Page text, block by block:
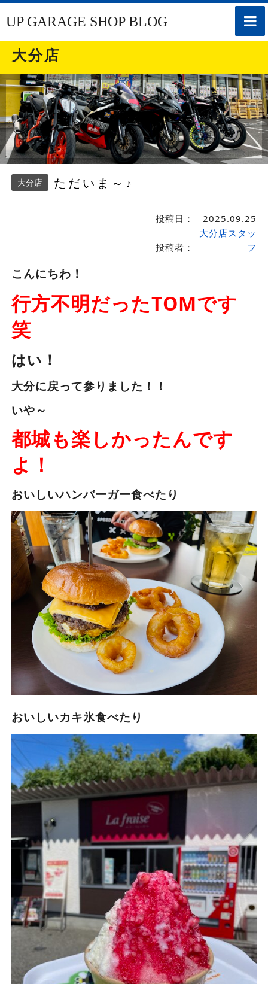
toggle
UP GARAGE SHOP BLOG
大分店
大分店 ただいま～♪
投稿日： 2025.09.25
投稿者：
大分店スタッ
フ
こんにちわ！
行方不明だったTOMです
笑
はい！
大分に戻って参りました！！
いや～
都城も楽しかったんです
よ！
おいしいハンバーガー食べたり
おいしいカキ氷食べたり